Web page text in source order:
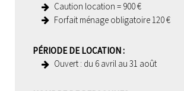
Caution location = 900 €
Forfait ménage obligatoire 120 €
PÉRIODE DE LOCATION:
Ouvert : du 6 avril au 31 août